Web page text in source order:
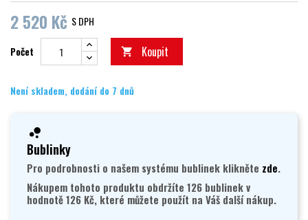
2 520 Kč S DPH
Počet  Koupit
Není skladem, dodání do 7 dnů
Bublinky
Pro podrobnosti o našem systému bublinek klikněte zde.
Nákupem tohoto produktu obdržíte 126 bublinek v
hodnotě 126 Kč, které můžete použít na Váš další nákup.